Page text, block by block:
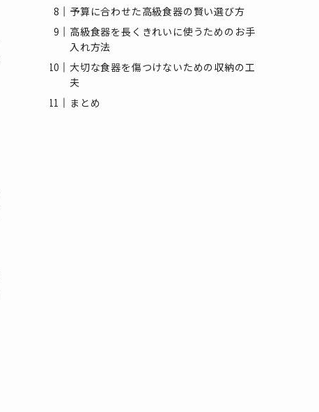
予算に合わせた高級食器の賢い選び方
高級食器を長くきれいに使うためのお手
入れ方法
大切な食器を傷つけないための収納の工
夫
まとめ